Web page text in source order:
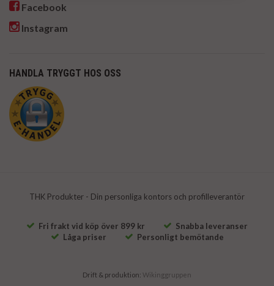
Facebook
Instagram
HANDLA TRYGGT HOS OSS
THK Produkter - Din personliga kontors och profilleverantör
Fri frakt vid köp över 899 kr
Snabba leveranser
Låga priser
Personligt bemötande
Drift & produktion: Wikinggruppen